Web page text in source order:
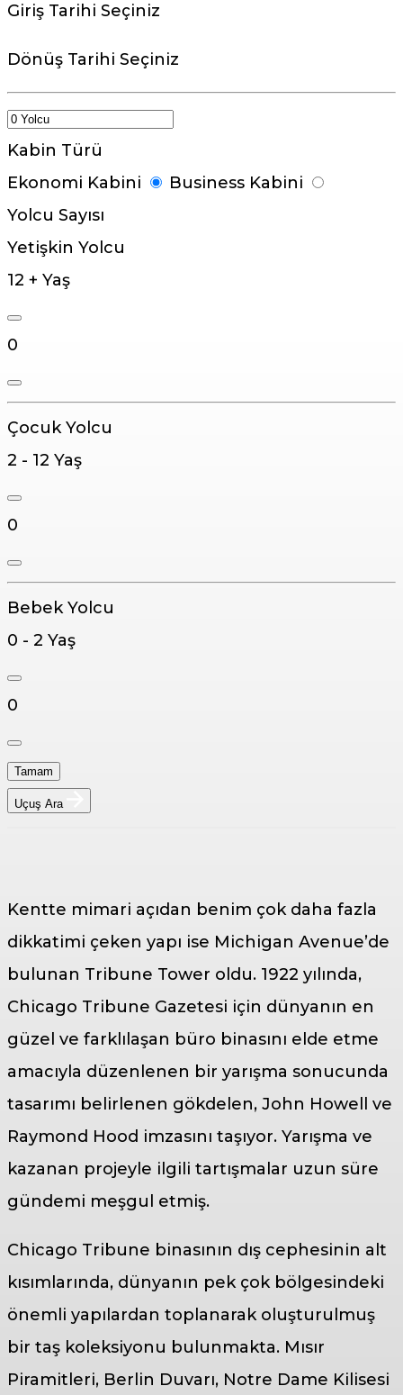
Giriş Tarihi Seçiniz
Dönüş Tarihi Seçiniz
Kabin Türü
Ekonomi Kabini
Business Kabini
Yolcu Sayısı
Yetişkin Yolcu
12 + Yaş
0
Çocuk Yolcu
2 - 12 Yaş
0
Bebek Yolcu
0 - 2 Yaş
0
Tamam
Uçuş Ara
Kentte mimari açıdan benim çok daha fazla
dikkatimi çeken yapı ise Michigan Avenue’de
bulunan Tribune Tower oldu. 1922 yılında,
Chicago Tribune Gazetesi için dünyanın en
güzel ve farklılaşan büro binasını elde etme
amacıyla düzenlenen bir yarışma sonucunda
tasarımı belirlenen gökdelen, John Howell ve
Raymond Hood imzasını taşıyor. Yarışma ve
kazanan projeyle ilgili tartışmalar uzun süre
gündemi meşgul etmiş.
Chicago Tribune binasının dış cephesinin alt
kısımlarında, dünyanın pek çok bölgesindeki
önemli yapılardan toplanarak oluşturulmuş
bir taş koleksiyonu bulunmakta. Mısır
Piramitleri, Berlin Duvarı, Notre Dame Kilisesi